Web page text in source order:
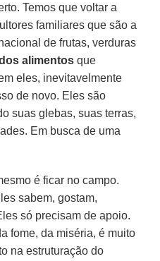
Temos que voltar a
familiares que são a
de frutas, verduras
alimentos que
eles, inevitavelmente
de novo. Eles são
suas glebas, suas terras,
Em busca de uma
é ficar no campo.
sabem, gostam,
só precisam de apoio.
fome, da miséria, é muito
na estruturação do